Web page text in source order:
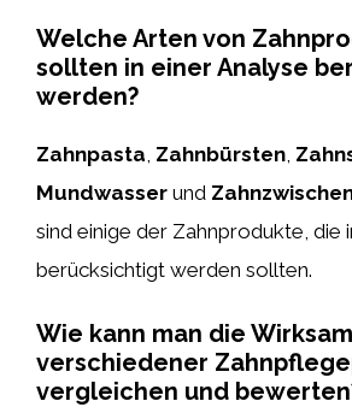
Welche Arten von
sollten in einer Analyse
werden?
Zahnpasta Zahnbürsten
Mundwasser und
sind einige der Zahnprodukte, die
berücksichtigt werden sollten.
Wie kann man die
verschiedener
vergleichen und